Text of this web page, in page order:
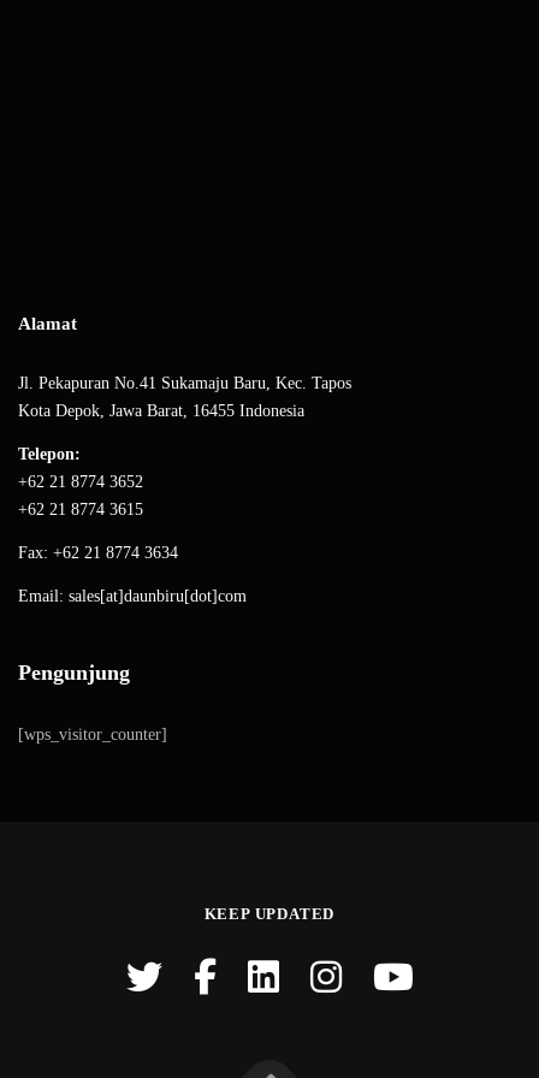
Alamat
Jl. Pekapuran No.41 Sukamaju Baru, Kec. Tapos
Kota Depok, Jawa Barat, 16455 Indonesia
Telepon:
+62 21 8774 3652
+62 21 8774 3615
Fax: +62 21 8774 3634
Email: sales[at]daunbiru[dot]com
Pengunjung
[wps_visitor_counter]
KEEP UPDATED